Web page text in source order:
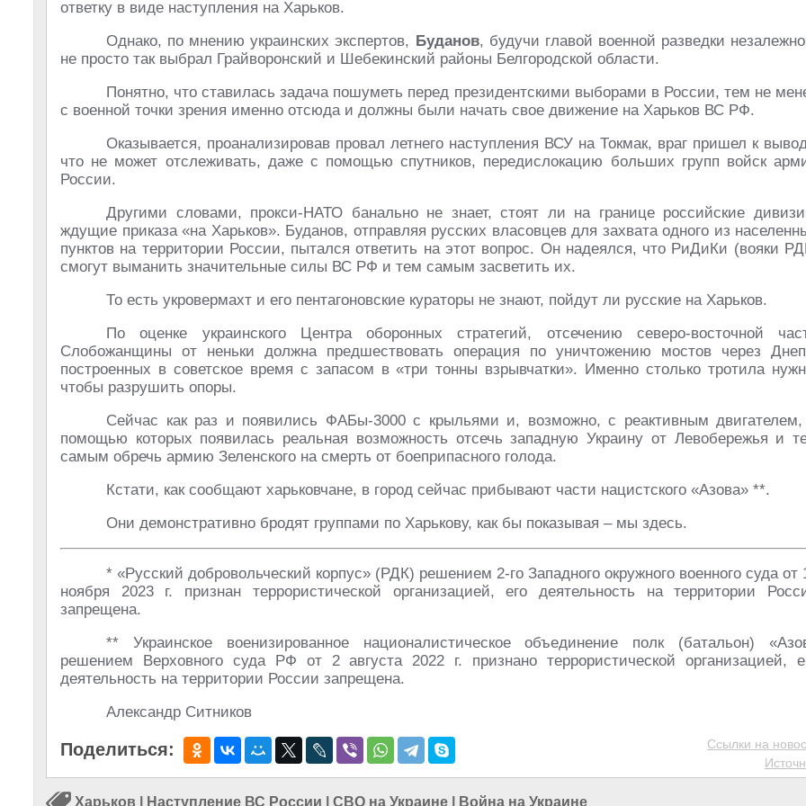
ответку в виде наступления на Харьков.
Однако, по мнению украинских экспертов, Буданов, будучи главой военной разведки
не просто так выбрал Грайворонский и Шебекинский районы Белгородской области.
Понятно, что ставилась задача пошуметь перед президентскими выборами в России, тем не
с военной точки зрения именно отсюда и должны были начать свое движение на Харьков ВС РФ.
Оказывается, проанализировав провал летнего наступления ВСУ на Токмак, враг пришел к
что не может отслеживать, даже с помощью спутников, передислокацию больших групп войск
России.
Другими словами, прокси-НАТО банально не знает, стоят ли на границе российские
ждущие приказа «на Харьков». Буданов, отправляя русских власовцев для захвата одного из
пунктов на территории России, пытался ответить на этот вопрос. Он надеялся, что РиДиКи (вояки
смогут выманить значительные силы ВС РФ и тем самым засветить их.
То есть укровермахт и его пентагоновские кураторы не знают, пойдут ли русские на Харьков.
По оценке украинского Центра оборонных стратегий, отсечению северо-восточной
Слобожанщины от неньки должна предшествовать операция по уничтожению мостов через
построенных в советское время с запасом в «три тонны взрывчатки». Именно столько тротила
чтобы разрушить опоры.
Сейчас как раз и появились ФАБы-3000 с крыльями и, возможно, с реактивным
помощью которых появилась реальная возможность отсечь западную Украину от Левобережья и
самым обречь армию Зеленского на смерть от боеприпасного голода.
Кстати, как сообщают харьковчане, в город сейчас прибывают части нацистского «Азова» **.
Они демонстративно бродят группами по Харькову, как бы показывая – мы здесь.
* «Русский добровольческий корпус» (РДК) решением 2-го Западного окружного военного суда от
ноября 2023 г. признан террористической организацией, его деятельность на территории
запрещена.
** Украинское военизированное националистическое объединение полк (батальон)
решением Верховного суда РФ от 2 августа 2022 г. признано террористической организацией,
деятельность на территории России запрещена.
Александр Ситников
Поделиться:
Ссылки на
Харьков Наступление ВС России СВО на Украине Война на Украине